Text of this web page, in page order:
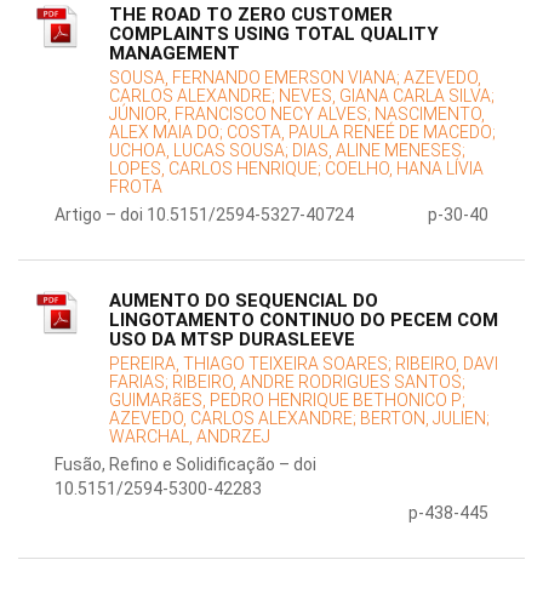
THE ROAD TO ZERO CUSTOMER
COMPLAINTS USING TOTAL QUALITY
MANAGEMENT
SOUSA, FERNANDO EMERSON VIANA; AZEVEDO,
CARLOS ALEXANDRE; NEVES, GIANA CARLA SILVA;
JÚNIOR, FRANCISCO NECY ALVES; NASCIMENTO,
ALEX MAIA DO; COSTA, PAULA RENEÉ DE MACEDO;
UCHOA, LUCAS SOUSA; DIAS, ALINE MENESES;
LOPES, CARLOS HENRIQUE; COELHO, HANA LÍVIA
FROTA
Artigo – doi 10.5151/2594-5327-40724
p-30-40
AUMENTO DO SEQUENCIAL DO
LINGOTAMENTO CONTINUO DO PECEM COM
USO DA MTSP DURASLEEVE
PEREIRA, THIAGO TEIXEIRA SOARES; RIBEIRO, DAVI
FARIAS; RIBEIRO, ANDRE RODRIGUES SANTOS;
GUIMARãES, PEDRO HENRIQUE BETHONICO P;
AZEVEDO, CARLOS ALEXANDRE; BERTON, JULIEN;
WARCHAL, ANDRZEJ
Fusão, Refino e Solidificação – doi
10.5151/2594-5300-42283
p-438-445